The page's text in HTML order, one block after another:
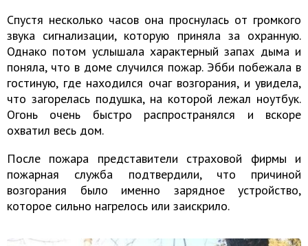
Спустя несколько часов она проснулась от громкого
звука сигнализации, которую приняла за охранную.
Однако потом услышала характерный запах дыма и
поняла, что в доме случился пожар. Эбби побежала в
гостиную, где находился очаг возгорания, и увидела,
что загорелась подушка, на которой лежал ноутбук.
Огонь очень быстро распространялся и вскоре
охватил весь дом.
После пожара представители страховой фирмы и
пожарная служба подтвердили, что причиной
возгорания было именно зарядное устройство,
которое сильно нагрелось или заискрило.